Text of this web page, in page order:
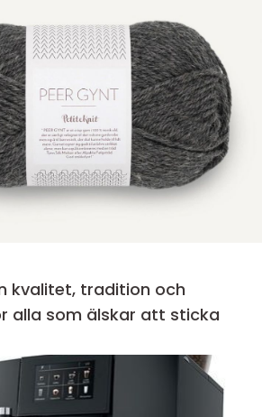
alla som älskar att sticka